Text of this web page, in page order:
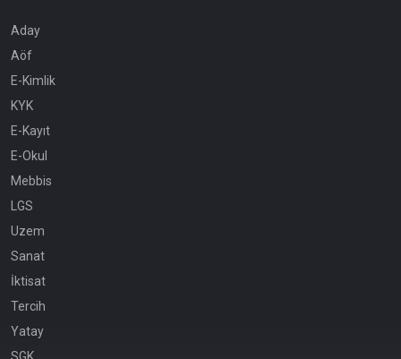
Aday
Aöf
E-Kimlik
KYK
E-Kayıt
E-Okul
Mebbis
LGS
Uzem
Sanat
İktisat
Tercih
Yatay
SGK